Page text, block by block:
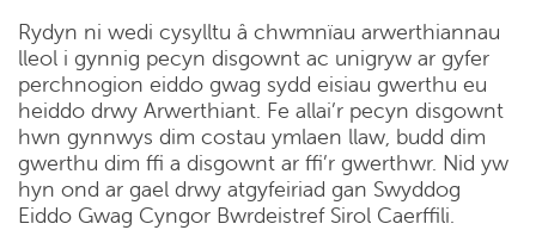
Rydyn ni wedi cysylltu â chwmnïau arwerthiannau
lleol i gynnig pecyn disgownt ac unigryw ar gyfer
perchnogion eiddo gwag sydd eisiau gwerthu eu
heiddo drwy Arwerthiant. Fe allai’r pecyn disgownt
hwn gynnwys dim costau ymlaen llaw, budd dim
gwerthu dim ffi a disgownt ar ffi’r gwerthwr. Nid yw
hyn ond ar gael drwy atgyfeiriad gan Swyddog
Eiddo Gwag Cyngor Bwrdeistref Sirol Caerffili.